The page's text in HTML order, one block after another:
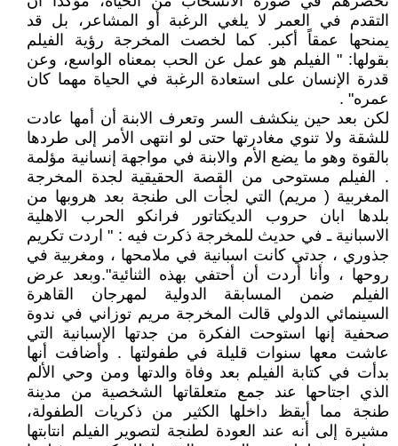
التقدم في العمر لا يلغي الرغبة أو المشاعر، بل قد
يمنحها عمقاً أكبر. كما لخصت المخرجة رؤية الفيلم
بقولها: " الفيلم هو عمل عن الحب بمعناه الواسع، وعن
قدرة الإنسان على استعادة الرغبة في الحياة مهما كان
عمره" .
لكن بعد حين ينكشف السر وتعرف الابنة أن أمها عادت
للشقة ولا تنوي مغادرتها حتى لو انتهى الأمر إلى طردها
بالقوة وهو ما يضع الأم والابنة في مواجهة إنسانية مؤلمة
. الفيلم مستوحى من القصة الحقيقية لجدة المخرجة
المغربية ( مريم) التي لجأت الى طنجة بعد هروبها من
بلدها ابان حروب الديكتاتور فرانكو الحرب الاهلية
الاسبانية ـ في حديث للمخرجة ذكرت فيه : " اردت تكريم
جذوري ، جدتي كانت اسبانية في ملامحها ، ومغربية في
روحها ، وأنا أردت أن أحتفي بهذه الثنائية".وبعد عرض
الفيلم ضمن المسابقة الدولية لمهرجان القاهرة
السينمائي الدولي قالت المخرجة مريم توزاني في ندوة
صحفية إنها استوحت الفكرة من جدتها الإسبانية التي
عاشت معها سنوات قليلة في طفولتها . وأضافت أنها
بدأت في كتابة الفيلم بعد وفاة والدتها ومن وحي الألم
الذي اجتاحها عند جمع متعلقاتها الشخصية من مدينة
طنجة مما أيقظ داخلها الكثير من ذكريات الطفولة،
مشيرة إلى أنه عند العودة لطنجة لتصوير الفيلم انتابتها